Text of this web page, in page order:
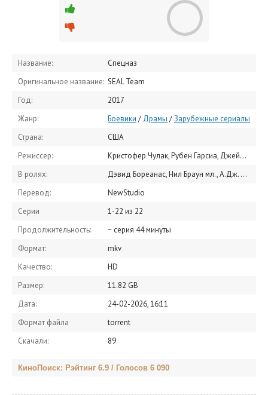
Название:
Спецназ
Оригинальное название: SEAL Team
Год:
2017
Жанр:
Боевики / Драмы /Зарубежные сериалы
Страна:
США
Режиссер:
Кристофер Чулак, Рубен Гарсиа, Джеймс М. Муро
В ролях:
Дэвид Бореанас, Нил Браун мл., А.Дж. Бакли, Тони Тракс, Justin Melnick, Макс Тириот, Тайлер Грэй, Джудд Лорманд, Джессика Паре, Dita The Hair Missile Dog
Перевод:
NewStudio
Серии
1-22 из 22
Продолжительность:
~ серия 44 минуты
Формат:
mkv
Качество:
HD
Размер:
11.82 GB
Дата:
24-02-2026, 16:11
Формат файла
torrent
Скачали:
89
КиноПоиск: Рэйтинг 6.9 / Голосов 6 090